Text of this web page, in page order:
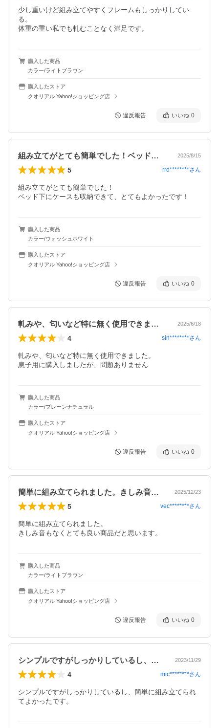
少し重いけど組み立てやすくフレームもしっかりしてい
る。
体重の重い私でも軋むことなく満足です。
購入した商品
カラー/ライトブラウン
購入したストア
クオリアル Yahoo!ショッピング店
違反報告 いいね 0
組み立てがとても簡単でした！ベッド下に… 2025/8/15
5 rro********さん
組み立てがとても簡単でした！
ベッド下にケースも収納できて、とてもよかったです！
購入した商品
カラー/ウォッシュホワイト
購入したストア
クオリアル Yahoo!ショッピング店
違反報告 いいね 0
軋みや、匂いなど特に無く使用できました… 2025/6/18
4 sin********さん
軋みや、匂いなど特に無く使用できました。
息子用に購入しましたが、問題ありません
購入した商品
カラー/プレーンナチュラル
購入したストア
クオリアル Yahoo!ショッピング店
違反報告 いいね 0
簡単に組み立てられました。きしみ音もな… 2025/12/23
5 vec********さん
簡単に組み立てられました。
きしみ音もなくとても良い商品だと思います。
購入した商品
カラー/ライトブラウン
購入したストア
クオリアル Yahoo!ショッピング店
違反報告 いいね 0
シンプルですがしっかりしているし、簡単… 2023/11/29
4 mic********さん
シンプルですがしっかりしているし、簡単に組み立てられ